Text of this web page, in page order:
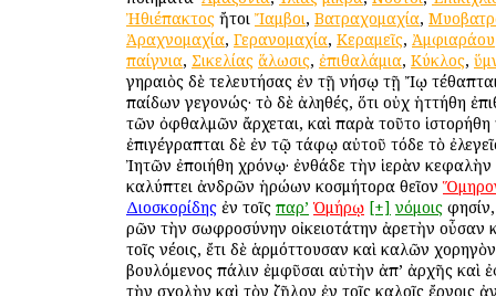
Ἠθιέπακτος ἤτοι Ἴαμβοι, Βατραχομαχία,
Ἀραχνομαχία, Γερανομαχία, Κεραμεῖς, Ἀμφιαράου
παίγνια, Σικελίας ἅλωσις, ἐπιθαλάμια, Κύκλος,
γηραιὸς δὲ τελευτήσας ἐν τῇ νήσῳ τῇ Ἴῳ
παίδων γεγονώς· τὸ δὲ ἀληθές, ὅτι οὐχ ἡττήθη
τῶν ὀφθαλμῶν ἄρχεται, καὶ παρὰ τοῦτο ἱστορήθη
ἐπιγέγραπται δὲ ἐν τῷ τάφῳ αὐτοῦ τόδε τὸ
Ἰητῶν ἐποιήθη χρόνῳ· ἐνθάδε τὴν ἱερὰν κεφαλὴν
καλύπτει ἀνδρῶν ἡρώων κοσμήτορα θεῖον
Διοσκορίδης ἐν τοῖς παρ’ Ὁμήρῳ [+] νόμοις
ὁρῶν τὴν σωφροσύνην οἰκειοτάτην ἀρετὴν οὖσαν
τοῖς νέοις, ἔτι δὲ ἁρμόττουσαν καὶ καλῶν
βουλόμενος πάλιν ἐμφῦσαι αὐτὴν ἀπ’ ἀρχῆς καὶ
τὴν σχολὴν καὶ τὸν ζῆλον ἐν τοῖς καλοῖς ἔργοις